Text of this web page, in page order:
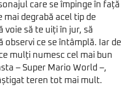
care se împinge în față
mai degrabă acel tip de
voie să te uiți în jur, să
observi ce se întâmplă. Iar de
mulți numesc cel mai bun
– Super Mario World –,
teren tot mai mult.